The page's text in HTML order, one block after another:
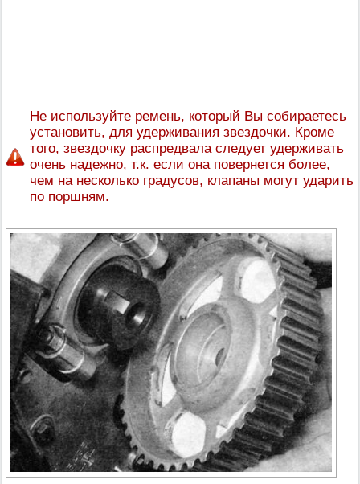
Не используйте ремень, который Вы собираетесь
установить, для удерживания звездочки. Кроме
того, звездочку распредвала следует удерживать
очень надежно, т.к. если она повернется более,
чем на несколько градусов, клапаны могут ударить
по поршням.